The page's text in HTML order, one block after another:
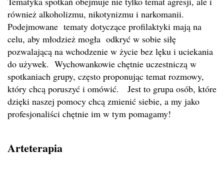
również alkoholizmu, nikotynizmu i narkomanii.
Podejmowane tematy dotyczące profilaktyki mają na
celu, aby młodzież mogła odkryć w sobie siłę
pozwalającą na wchodzenie w życie bez lęku i uciekania
do używek. Wychowankowie chętnie uczestniczą w
spotkaniach grupy, często proponując temat rozmowy,
który chcą poruszyć i omówić. Jest to grupa osób, które
dzięki naszej pomocy chcą zmienić siebie, a my jako
profesjonaliści chętnie im w tym pomagamy!
Arteterapia